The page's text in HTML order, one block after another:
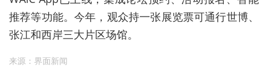
推荐等功能。今年，观众持一张展览票可通行世博、
张江和西岸三大片区场馆。
来源：界面新闻